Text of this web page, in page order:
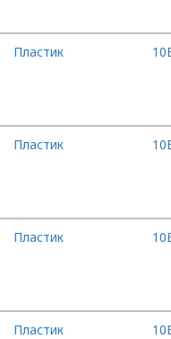
Пластик
Пластик
Пластик
Пластик